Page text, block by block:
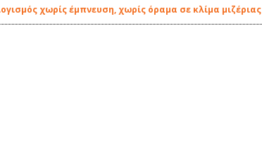
χωρίς έμπνευση, χωρίς όραμα σε κλίμα μιζέριας